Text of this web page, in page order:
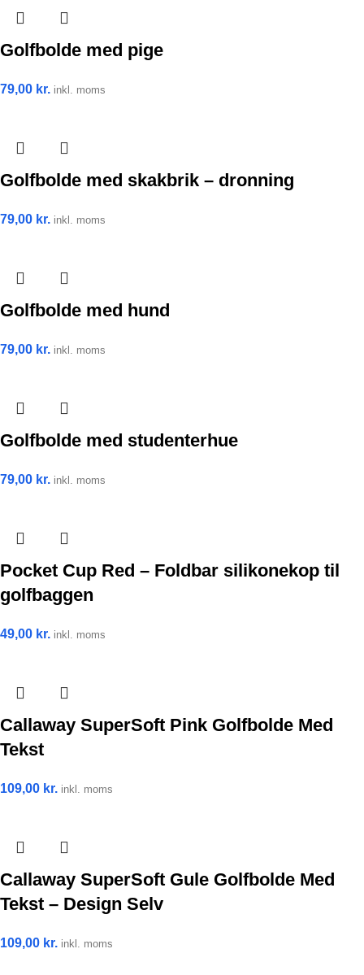
Golfbolde med pige
79,00 kr. inkl. moms
Golfbolde med skakbrik – dronning
79,00 kr. inkl. moms
Golfbolde med hund
79,00 kr. inkl. moms
Golfbolde med studenterhue
79,00 kr. inkl. moms
Pocket Cup Red – Foldbar silikonekop til
golfbaggen
49,00 kr. inkl. moms
Callaway SuperSoft Pink Golfbolde Med
Tekst
109,00 kr. inkl. moms
Callaway SuperSoft Gule Golfbolde Med
Tekst – Design Selv
109,00 kr. inkl. moms